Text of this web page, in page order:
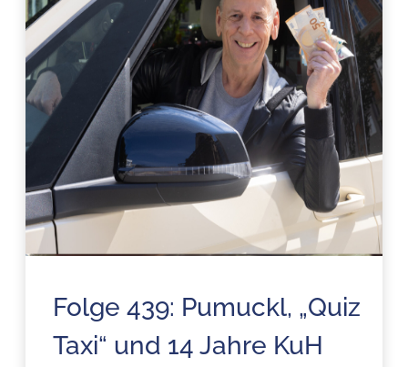
Folge 439: Pumuckl, „Quiz
Taxi“ und 14 Jahre KuH